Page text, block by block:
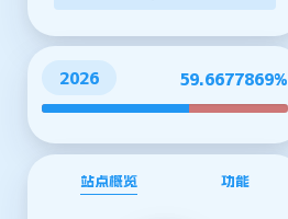
2026 59.6677901%
站点概览 功能